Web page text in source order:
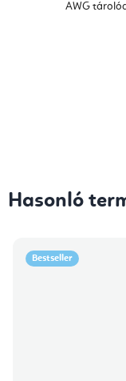
AWG
Hasonló
Bestseller